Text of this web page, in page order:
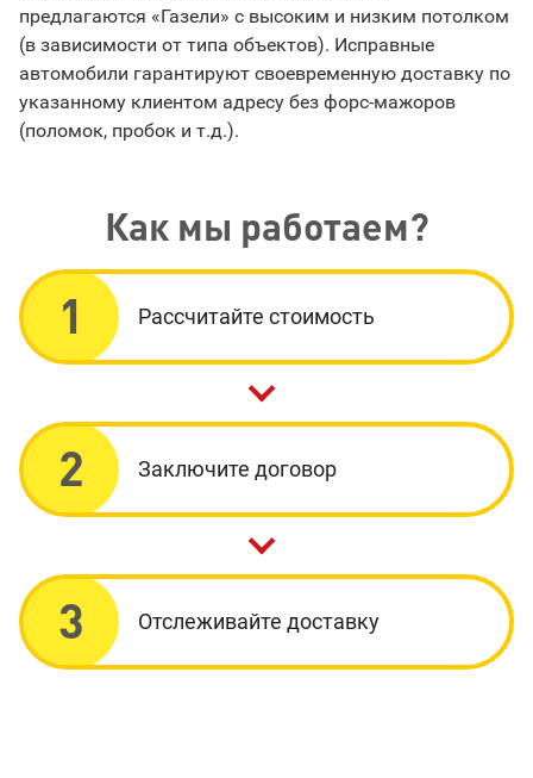
предлагаются «Газели» с высоким и низким потолком
(в зависимости от типа объектов). Исправные
автомобили гарантируют своевременную доставку по
указанному клиентом адресу без форс-мажоров
(поломок, пробок и т.д.).
Как мы работаем?
1 Рассчитайте стоимость
2 Заключите договор
3 Отслеживайте доставку